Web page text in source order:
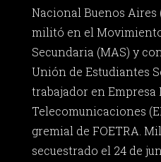
Nacional Buenos
militó en el
Secundaria (MAS) y
Unión de Estudiantes
trabajador en Empresa
Telecomunicaciones
gremial de FOETRA.
secuestrado el 24 de